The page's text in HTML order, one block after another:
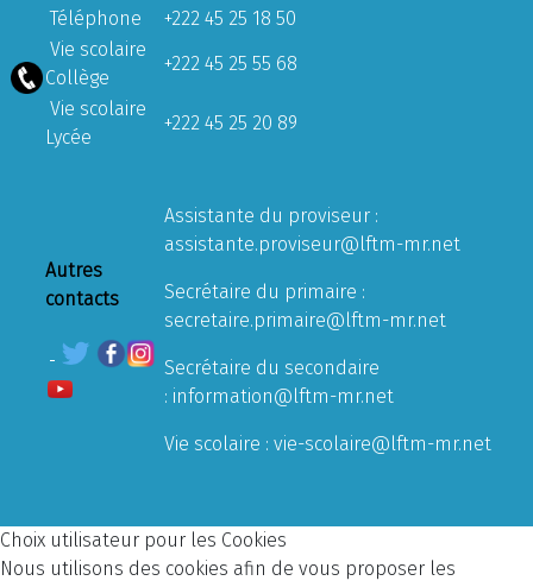
Téléphone
+222 45 25 18 50
Vie scolaire
Collège
+222 45 25 55 68
Vie scolaire
Lycée
+222 45 25 20 89
Autres
contacts
Assistante du proviseur :
assistante.proviseur@lftm-mr.net
Secrétaire du primaire :
secretaire.primaire@lftm-mr.net
Secrétaire du secondaire
: information@lftm-mr.net
Vie scolaire : vie-scolaire@lftm-mr.net
Choix utilisateur pour les Cookies
Nous utilisons des cookies afin de vous proposer les